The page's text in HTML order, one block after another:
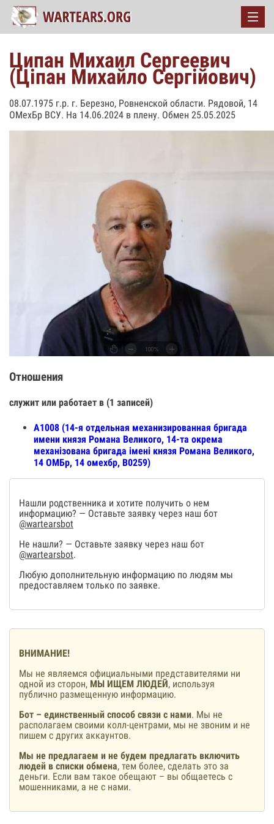
Ципан Михаил Сергеевич
(Ціпан Михайло Сергійович)
08.07.1975 г.р. г. Березно, Ровненской области. Рядовой, 14
ОМехБр ВСУ. На 14.06.2024 в плену. Обмен 25.05.2025
Отношения
служит или работает в (1 записей)
А1008 (14-я отдельная механизированная бригада
имени князя Романа Великого, 14-та окрема
механізована бригада імені князя Романа Великого,
14 ОМБр, 14 омехбр, В0259)
Нашли родственника и хотите получить о нем
информацию? — Оставьте заявку через наш бот
@wartearsbot
Не нашли? — Оставьте заявку через наш бот
@wartearsbot.
Любую дополнительную информацию по людям мы
предоставляем только по заявке.
ВНИМАНИЕ!
Мы не являемся официальными представителями ни
одной из сторон, МЫ ИЩЕМ ЛЮДЕЙ, используя
публично размещенную информацию.
Бот – единственный способ связи с нами. Мы не
располагаем своими колл-центрами, мы не звоним и не
пишем с других аккаунтов.
Мы не предлагаем и не будем предлагать включить
людей в списки обмена, тем более, сделать это за
деньги. Если вам такое обещают – вы общаетесь с
мошенниками, а не с нами.